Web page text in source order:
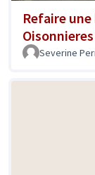
Refaire
Oisonnieres
Severine